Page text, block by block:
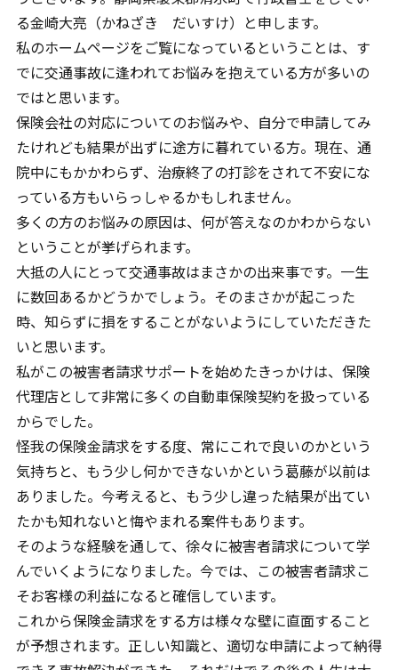
る金崎大亮（かねざき だいすけ）と申します。
私のホームページをご覧になっているということは、す
でに交通事故に逢われてお悩みを抱えている方が多いの
ではと思います。
保険会社の対応についてのお悩みや、自分で申請してみ
たけれども結果が出ずに途方に暮れている方。現在、通
院中にもかかわらず、治療終了の打診をされて不安にな
っている方もいらっしゃるかもしれません。
多くの方のお悩みの原因は、何が答えなのかわからない
ということが挙げられます。
大抵の人にとって交通事故はまさかの出来事です。一生
に数回あるかどうかでしょう。そのまさかが起こった
時、知らずに損をすることがないようにしていただきた
いと思います。
私がこの被害者請求サポートを始めたきっかけは、保険
代理店として非常に多くの自動車保険契約を扱っている
からでした。
怪我の保険金請求をする度、常にこれで良いのかという
気持ちと、もう少し何かできないかという葛藤が以前は
ありました。今考えると、もう少し違った結果が出てい
たかも知れないと悔やまれる案件もあります。
そのような経験を通して、徐々に被害者請求について学
んでいくようになりました。今では、この被害者請求こ
そお客様の利益になると確信しています。
これから保険金請求をする方は様々な壁に直面すること
が予想されます。正しい知識と、適切な申請によって納得
LINEから相談する
友だち登録後お問合せください。